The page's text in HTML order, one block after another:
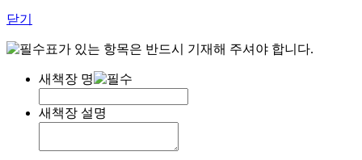
닫기
표가 있는 항목은 반드시 기재해 주셔야 합니다.
새책장 명
새책장 설명